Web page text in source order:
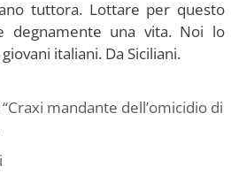
tuttora. Lottare per questo
degnamente una vita. Noi lo
italiani. Da Siciliani.
mandante dell’omicidio di